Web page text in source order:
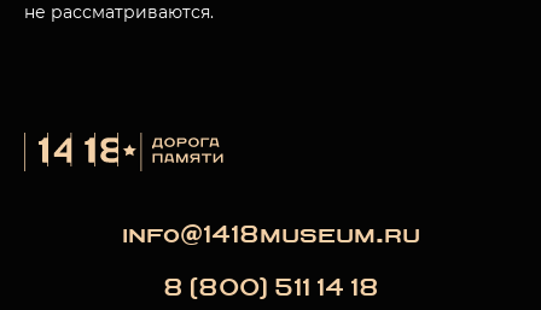
не рассматриваются.
info@1418museum.ru
8 (800) 511 14 18